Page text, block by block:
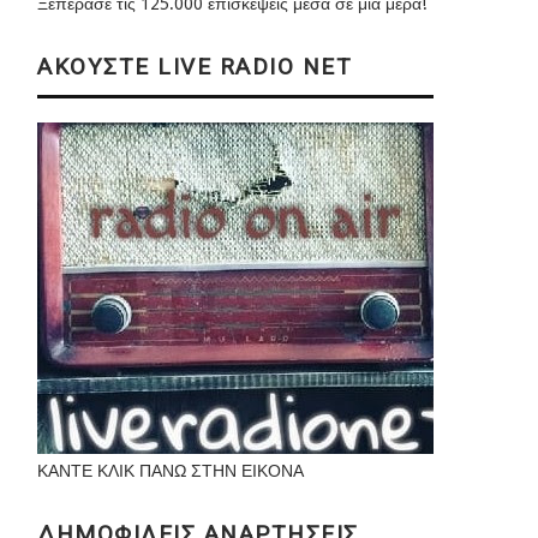
Ξεπέρασε τις 125.000 επισκέψεις μέσα σε μια μέρα!
ΑΚΟΥΣΤΕ LIVE RADIO NET
ΚΑΝΤΕ ΚΛΙΚ ΠΑΝΩ ΣΤΗΝ ΕΙΚΟΝΑ